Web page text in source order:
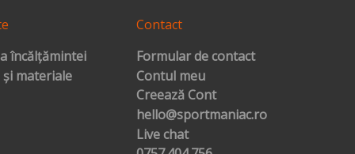
încălțămintei
materiale
Contact
Formular de contact
Contul meu
Creează Cont
hello@sportmaniac.ro
Live chat